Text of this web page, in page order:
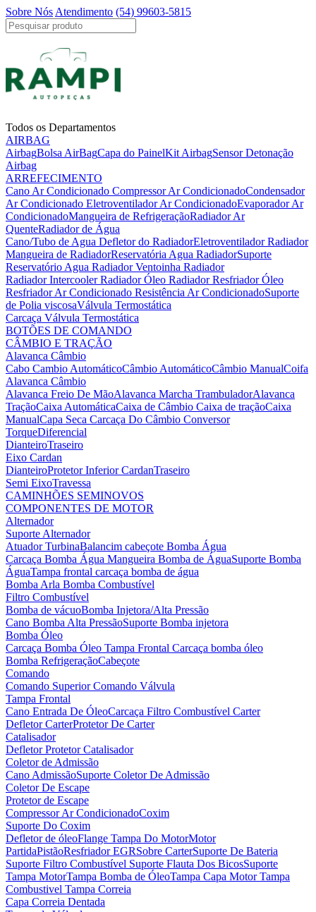
Sobre Nós Atendimento (54) 99603-5815
Todos os Departamentos
AIRBAG
AirbagBolsa AirBagCapa do PainelKit AirbagSensor Detonação
Airbag
ARREFECIMENTO
Cano Ar Condicionado Compressor Ar CondicionadoCondensador
Ar Condicionado Eletroventilador Ar CondicionadoEvaporador Ar
CondicionadoMangueira de RefrigeraçãoRadiador Ar
QuenteRadiador de Água
Cano/Tubo de Agua Defletor do RadiadorEletroventilador Radiador
Mangueira de RadiadorReservatória Agua RadiadorSuporte
Reservatório Agua RadiadorVentoinha Radiador
Radiador IntercoolerRadiador Óleo Radiador Resfriador Óleo
Resfriador Ar Condicionado Resistência Ar CondicionadoSuporte
de Polia viscosaVálvula Termostática
Carcaça Válvula Termostática
BOTÕES DE COMANDO
CÂMBIO E TRAÇÃO
Alavanca Câmbio
Cabo Cambio AutomáticoCâmbio AutomáticoCâmbio ManualCoifa
Alavanca Câmbio
Alavanca Freio De MãoAlavanca Marcha TrambuladorAlavanca
TraçãoCaixa AutomáticaCaixa de Câmbio Caixa de traçãoCaixa
ManualCapa Seca Carcaça Do Câmbio Conversor
TorqueDiferencial
DianteiroTraseiro
Eixo Cardan
DianteiroProtetor Inferior CardanTraseiro
Semi EixoTravessa
CAMINHÕES SEMINOVOS
COMPONENTES DE MOTOR
Alternador
Suporte Alternador
Atuador TurbinaBalancim cabeçote Bomba Água
Carcaça Bomba Água Mangueira Bomba de ÁguaSuporte Bomba
ÁguaTampa frontal carcaça bomba de água
Bomba Arla Bomba Combustível
Filtro Combustível
Bomba de vácuoBomba Injetora/Alta Pressão
Cano Bomba Alta PressãoSuporte Bomba injetora
Bomba Óleo
Carcaça Bomba Óleo Tampa Frontal Carcaça bomba óleo
Bomba RefrigeraçãoCabeçote
Comando
Comando SuperiorComando Válvula
Tampa Frontal
Cano Entrada De ÓleoCarcaça Filtro Combustível Carter
Defletor CarterProtetor De Carter
Catalisador
Defletor Protetor Catalisador
Coletor de Admissão
Cano AdmissãoSuporte Coletor De Admissão
Coletor De Escape
Protetor de Escape
Compressor Ar CondicionadoCoxim
Suporte Do Coxim
Defletor de óleoFlange Tampa Do MotorMotor
PartidaPistãoResfriador EGRSobre CarterSuporte De Bateria
Suporte Filtro Combustível Suporte Flauta Dos BicosSuporte
Tampa MotorTampa Bomba de ÓleoTampa Capa MotorTampa
Combustivel Tampa Correia
Capa Correia Dentada